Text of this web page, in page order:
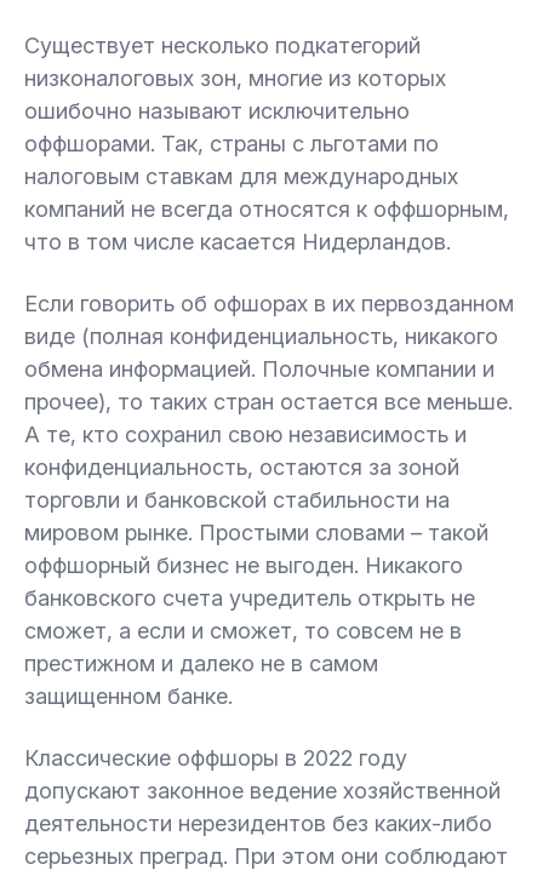
Существует несколько подкатегорий
низконалоговых зон, многие из которых
ошибочно называют исключительно
оффшорами. Так, страны с льготами по
налоговым ставкам для международных
компаний не всегда относятся к оффшорным,
что в том числе касается Нидерландов.
Если говорить об офшорах в их первозданном
виде (полная конфиденциальность, никакого
обмена информацией. Полочные компании и
прочее), то таких стран остается все меньше.
А те, кто сохранил свою независимость и
конфиденциальность, остаются за зоной
торговли и банковской стабильности на
мировом рынке. Простыми словами – такой
оффшорный бизнес не выгоден. Никакого
банковского счета учредитель открыть не
сможет, а если и сможет, то совсем не в
престижном и далеко не в самом
защищенном банке.
Классические оффшоры в 2022 году
допускают законное ведение хозяйственной
деятельности нерезидентов без каких-либо
серьезных преград. При этом они соблюдают